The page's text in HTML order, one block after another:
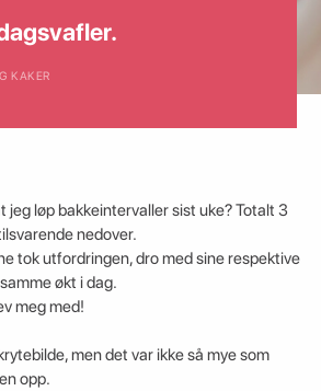
KAKER
jeg løp bakkeintervaller sist uke? Totalt 3
nedover.
tok utfordringen, dro med sine respektive
økt i dag.
meg med!
men det var ikke så mye som
opp.